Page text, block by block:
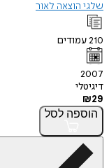
שלגי הוצאה לאור
210עמודים
2007
דיגיטלי
₪29
הוספה לסל